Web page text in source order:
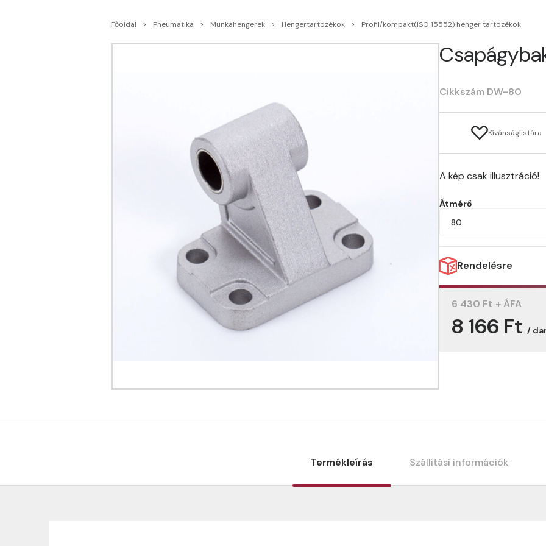
Főoldal Pneumatika Munkahengerek Hengertartozékok Profil/kompakt(ISO 15552) henger tartozékok
Cikkszám DW-80
Kívánságlistára
A kép csak illusztráció!
Átmérő
80
Rendelésre
6 430 Ft + ÁFA
8 166 Ft /
Termékleírás Szállítási információk